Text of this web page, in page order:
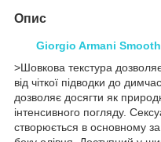
Опис
Giorgio Armani
>Шовкова текстура
від чіткої підводки до
дозволяє досягти як
інтенсивного погляду.
створюється в основному